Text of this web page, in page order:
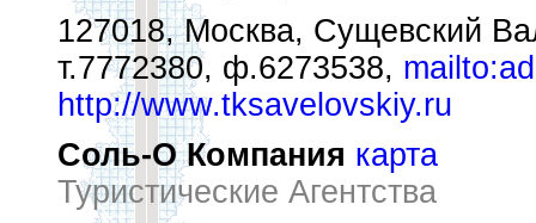
127018, Москва, Сущевский
т.7772380, ф.6273538,
http://www.tksavelovskiy.ru
Соль-О Компания карта
Туристические Агентства